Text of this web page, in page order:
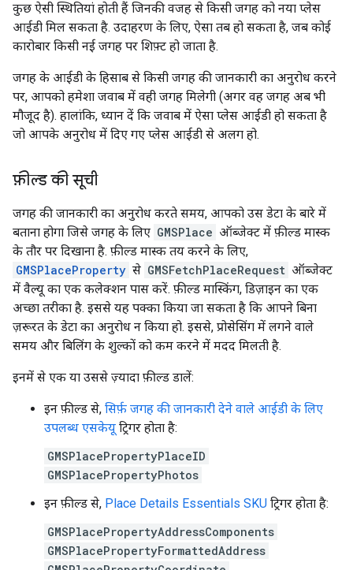
कुछ ऐसी स्थितियां होती हैं जिनकी वजह से किसी जगह को नया प्लेस
आईडी मिल सकता है. उदाहरण के लिए, ऐसा तब हो सकता है, जब कोई
कारोबार किसी नई जगह पर शिफ़्ट हो जाता है.
जगह के आईडी के हिसाब से किसी जगह की जानकारी का अनुरोध करने
पर, आपको हमेशा जवाब में वही जगह मिलेगी (अगर वह जगह अब भी
मौजूद है). हालांकि, ध्यान दें कि जवाब में ऐसा प्लेस आईडी हो सकता है
जो आपके अनुरोध में दिए गए प्लेस आईडी से अलग हो.
फ़ील्ड की सूची
जगह की जानकारी का अनुरोध करते समय, आपको उस डेटा के बारे में
बताना होगा जिसे जगह के लिए GMSPlace ऑब्जेक्ट में फ़ील्ड मास्क
के तौर पर दिखाना है. फ़ील्ड मास्क तय करने के लिए,
GMSPlaceProperty से GMSFetchPlaceRequest ऑब्जेक्ट
में वैल्यू का एक कलेक्शन पास करें. फ़ील्ड मास्किंग, डिज़ाइन का एक
अच्छा तरीका है. इससे यह पक्का किया जा सकता है कि आपने बिना
ज़रूरत के डेटा का अनुरोध न किया हो. इससे, प्रोसेसिंग में लगने वाले
समय और बिलिंग के शुल्कों को कम करने में मदद मिलती है.
इनमें से एक या उससे ज़्यादा फ़ील्ड डालें:
इन फ़ील्ड से, सिर्फ़ जगह की जानकारी देने वाले आईडी के लिए
उपलब्ध एसकेयू ट्रिगर होता है:
GMSPlacePropertyPlaceID
GMSPlacePropertyPhotos
इन फ़ील्ड से, Place Details Essentials SKU ट्रिगर होता है:
GMSPlacePropertyAddressComponents
GMSPlacePropertyFormattedAddress